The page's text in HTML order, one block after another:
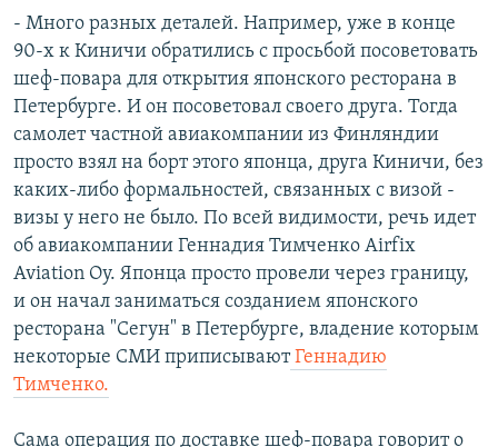
- Много разных деталей. Например, уже в конце
90-х к Киничи обратились с просьбой посоветовать
шеф-повара для открытия японского ресторана в
Петербурге. И он посоветовал своего друга. Тогда
самолет частной авиакомпании из Финляндии
просто взял на борт этого японца, друга Киничи, без
каких-либо формальностей, связанных с визой -
визы у него не было. По всей видимости, речь идет
об авиакомпании Геннадия Тимченко Airfix
Aviation Oy. Японца просто провели через границу,
и он начал заниматься созданием японского
ресторана "Сегун" в Петербурге, владение которым
некоторые СМИ приписываютГеннадию
Тимченко.
Сама операция по доставке шеф-повара говорит о